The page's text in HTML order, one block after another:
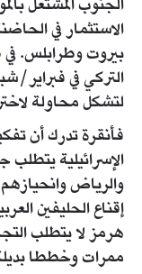
الجنوب المشتعل
الاستثمار في
بيروت وطرابلس. في
لتشكل محاولة
فأنقرة تدرك أن
الإسرائيلية يتطلب
والرياض وانحيازهم
إقناع الحليفين
هرمز لا يتطلب
ممرات وخططا